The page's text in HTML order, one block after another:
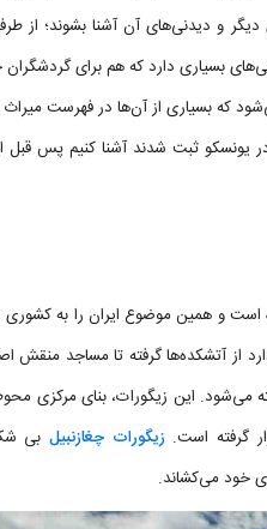
و دیدنی‌های آن آشنا بشوند؛
بسیاری دارد که هم برای
که بسیاری از آن‌ها در فهرست
در یونسکو ثبت شدند آشنا کنیم پس قبل
و همین موضوع ایران را به کشوری
از آتشکده‌ها گرفته تا مساجد منقش
می‌شود. این زیگورات، بنای مرکزی
گرفته است. زیگورات چغازنبیل بی
خود می‌کشاند.